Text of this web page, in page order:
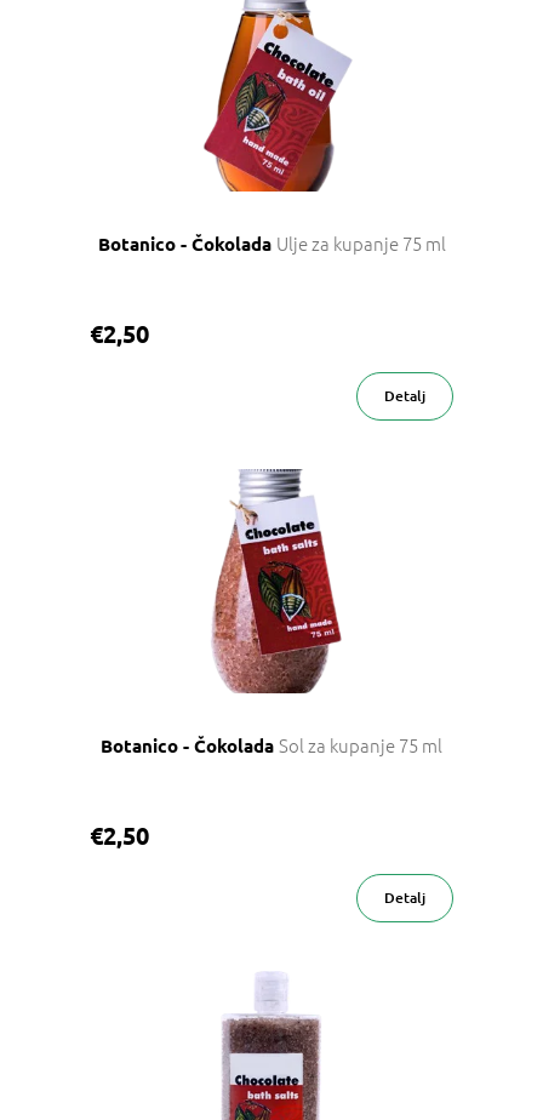
Botanico - Čokolada Ulje za kupanje 75 ml
€2,50
Detalj
Botanico - Čokolada Sol za kupanje 75 ml
€2,50
Detalj